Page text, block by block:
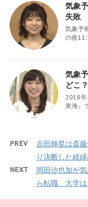
気象
失敗
気象予
の夜
気象
どこ
2018年
東海』
PREV
吉田輝星は斎
り決断した経緯
NEXT
岡田沙也加が
ら転職 大学は